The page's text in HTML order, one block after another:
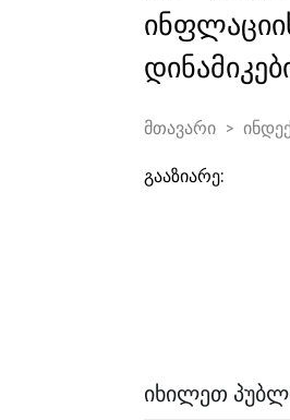
მთავარი
გააზიარე:
ᲘᲮᲘᲚᲔᲗ